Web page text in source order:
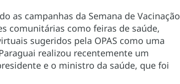
as campanhas da Semana de Vacinação
comunitárias como feiras de saúde,
sugeridos pela OPAS como uma
realizou recentemente um
e o ministro da saúde, que foi